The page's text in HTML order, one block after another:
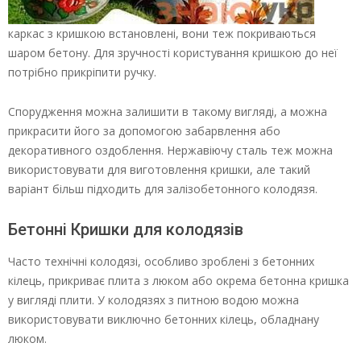
каркас з кришкою встановлені, вони теж покриваються
шаром бетону. Для зручності користування кришкою до неї
потрібно прикріпити ручку.
Спорудження можна залишити в такому вигляді, а можна
прикрасити його за допомогою забарвлення або
декоративного оздоблення. Нержавіючу сталь теж можна
використовувати для виготовлення кришки, але такий
варіант більш підходить для залізобетонного колодязя.
Бетонні Кришки для колодязів
Часто технічні колодязі, особливо зроблені з бетонних
кілець, прикриває плита з люком або окрема бетонна кришка
у вигляді плити. У колодязях з питною водою можна
використовувати виключно бетонних кілець, обладнану
люком.